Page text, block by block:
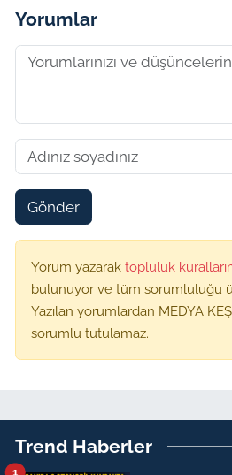
Yorumlar
Gönder
Yorum yazarak topluluk
bulunuyor ve tüm sorumluluğu
Yazılan yorumlardan MEDYA
sorumlu tutulamaz.
Trend Haberler
1